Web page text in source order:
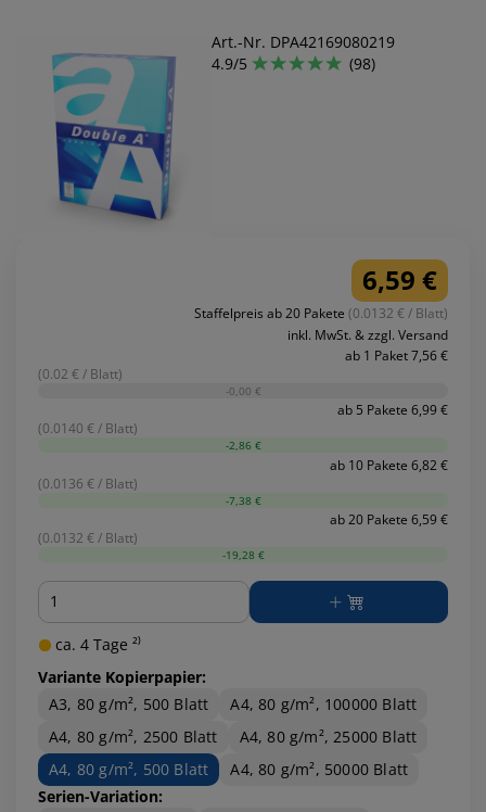
Art.-Nr. DPA42169080219
4.9/5
(98)
6,59 €
Staffelpreis ab 20 Pakete (0.0132 € / Blatt)
inkl. MwSt. & zzgl. Versand
ab 1 Paket 7,56 €
(0.02 € / Blatt)
-0,00 €
ab 5 Pakete 6,99 €
(0.0140 € / Blatt)
-2,86 €
ab 10 Pakete 6,82 €
(0.0136 € / Blatt)
-7,38 €
ab 20 Pakete 6,59 €
(0.0132 € / Blatt)
-19,28 €
Menge
ca. 4 Tage ²⁾
Variante Kopierpapier:
A3, 80 g/m², 500 Blatt
A4, 80 g/m², 100000 Blatt
A4, 80 g/m², 2500 Blatt
A4, 80 g/m², 25000 Blatt
A4, 80 g/m², 500 Blatt
A4, 80 g/m², 50000 Blatt
Serien-Variation: